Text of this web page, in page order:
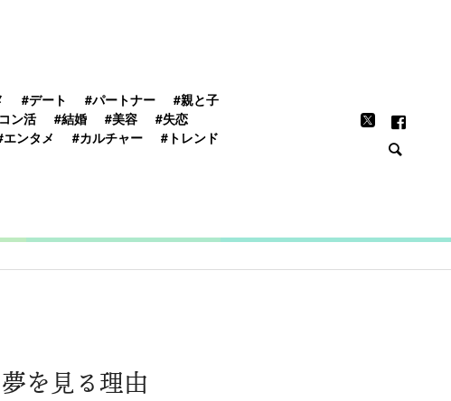
#デート #パートナー
#親と子
ン活 #結婚 #美容
#失恋
エンタメ #カルチャー #トレンド
を見る理由